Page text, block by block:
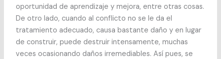
oportunidad de aprendizaje y mejora, entre otras cosas.
De otro lado, cuando al conflicto no se le da el
tratamiento adecuado, causa bastante daño y en lugar
de construir, puede destruir intensamente, muchas
veces ocasionando daños irremediables. Así pues, se